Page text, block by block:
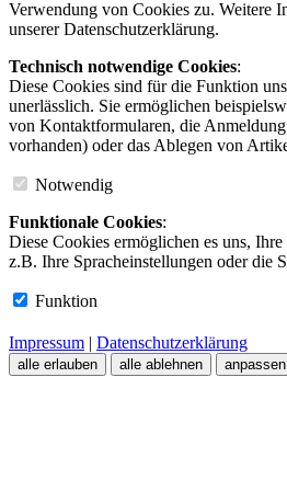
Verwendung von Cookies zu. Weitere
unserer Datenschutzerklärung.
Technisch notwendige Cookies:
Diese Cookies sind für die Funktion
unerlässlich. Sie ermöglichen
von Kontaktformularen, die
vorhanden) oder das Ablegen von
Notwendig
Funktionale Cookies:
Diese Cookies ermöglichen es uns,
z.B. Ihre Spracheinstellungen oder die
Funktion
Impressum | Datenschutzerklärung
alle erlauben alle ablehnen anpassen